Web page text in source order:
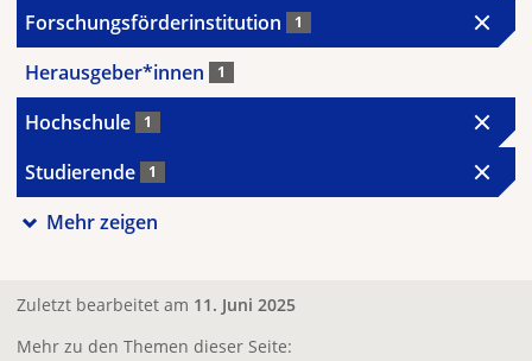
Forschungsförderinstitution 1
Herausgeber*innen 1
Hochschule 1
Studierende 1
Mehr zeigen
Zuletzt bearbeitet am 11. Juni 2025
Mehr zu den Themen dieser Seite: